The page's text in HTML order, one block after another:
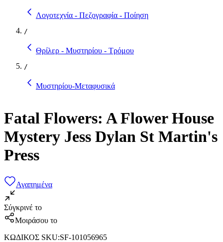
Λογοτεχνία - Πεζογραφία - Ποίηση
/
Θρίλερ - Μυστηρίου - Τρόμου
/
Μυστηρίου-Μεταφυσικά
Fatal Flowers: A Flower House
Mystery Jess Dylan St Martin's
Press
Αγαπημένα
Σύγκρινέ το
Μοιράσου το
ΚΩΔΙΚΟΣ SKU:SF-101056965